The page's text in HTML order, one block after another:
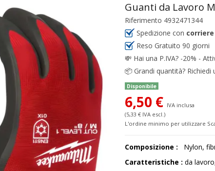
Guanti da Lavoro
Riferimento 4932471344
Spedizione con
Reso Gratuito 90 giorni
💸 Hai una P.IVA? -20% -
📦 Grandi quantità?
Disponibile
6,50 € IVA inclusa
(5,33 € IVA escl.)
L'ordine minimo per utilizzare
Composizione :
Nylon,
Caratteristiche : da